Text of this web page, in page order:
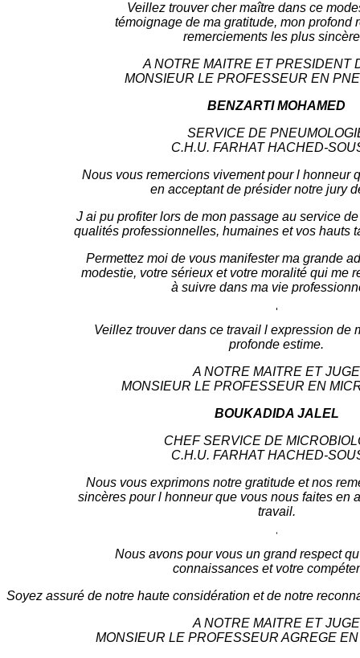
Veillez trouver cher maître dans ce
témoignage de ma gratitude, mon profond
remerciements les plus
A NOTRE MAITRE ET PRESIDENT
MONSIEUR LE PROFESSEUR EN
BENZARTI MOHAMED
SERVICE DE
C.H.U. FARHAT HACHED-
Nous vous remercions vivement pour l honneur
en acceptant de présider notre jury
J ai pu profiter lors de mon passage au service
qualités professionnelles, humaines et vos hauts
Permettez moi de vous manifester ma grande
modestie, votre sérieux et votre moralité qui me
à suivre dans ma vie
Veillez trouver dans ce travail l expression de
profonde estime.
A NOTRE MAITRE ET JUGE
MONSIEUR LE PROFESSEUR EN
BOUKADIDA JALEL
CHEF SERVICE DE
C.H.U. FARHAT HACHED-
Nous vous exprimons notre gratitude et nos
sincères pour l honneur que vous nous faites en
travail.
Nous avons pour vous un grand respect
connaissances et votre
Soyez assuré de notre haute considération et de notre
A NOTRE MAITRE ET JUGE
MONSIEUR LE PROFESSEUR AGREGE